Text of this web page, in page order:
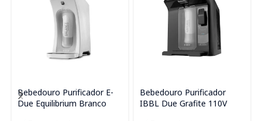
Bebedouro Purificador E-
Due Equilibrium Branco
Bebedouro Purificador
IBBL Due Grafite 110V